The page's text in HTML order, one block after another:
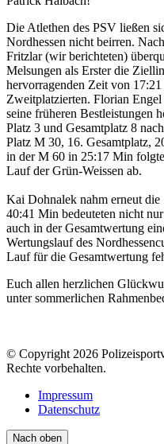
Die Atlethen des PSV ließen
Nordhessen nicht beirren.
Fritzlar (wir berichteten)
Melsungen als Erster die
hervorragenden Zeit von
Zweitplatzierten. Florian
seine früheren Bestleistungen
Platz 3 und Gesamtplatz 8
Platz M 30, 16. Gesamtplatz,
in der M 60 in 25:17 Min
Lauf der Grün-Weissen ab.
Kai Dohnalek nahm erneut
40:41 Min bedeuteten nicht
auch in der Gesamtwertung
Wertungslauf des
Lauf für die Gesamtwertung
Euch allen herzlichen
unter sommerlichen
© Copyright 2026
Rechte vorbehalten.
Impressum
Datenschutz
Nach oben